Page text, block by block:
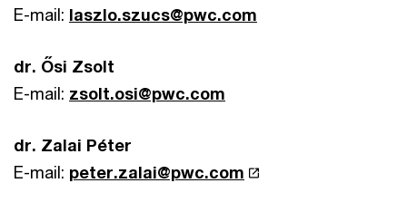
E-mail: laszlo.szucs@pwc.com
dr. Ősi Zsolt
E-mail: zsolt.osi@pwc.com
dr. Zalai Péter
E-mail: peter.zalai@pwc.com